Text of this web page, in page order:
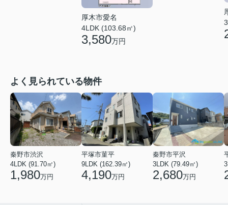
厚木市愛名
4LDK (103.68㎡)
3,580万円
よく見られている物件
秦野市渋沢
4LDK (91.70㎡)
1,980万円
平塚市菫平
9LDK (162.39㎡)
4,190万円
秦野市平沢
3LDK (79.49㎡)
2,680万円